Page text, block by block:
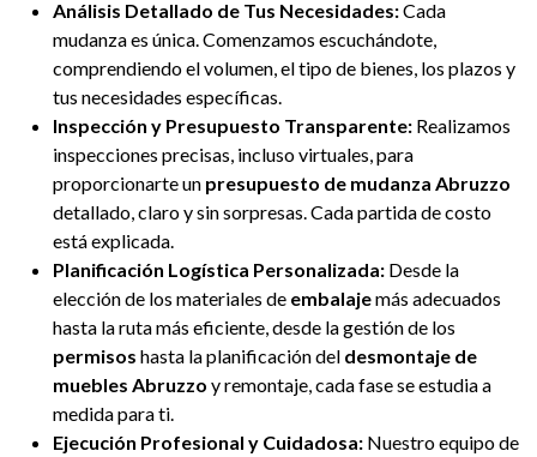
Análisis Detallado de Tus Necesidades:Cada
mudanza es única. Comenzamos escuchándote,
comprendiendo el volumen, el tipo de bienes, los plazos y
tus necesidades específicas.
Inspección y Presupuesto Transparente: Realizamos
inspecciones precisas, incluso virtuales, para
proporcionarte un presupuesto de mudanza Abruzzo
detallado, claro y sin sorpresas. Cada partida de costo
está explicada.
Planificación Logística Personalizada: Desde la
elección de los materiales de embalajemás adecuados
hasta la ruta más eficiente, desde la gestión de los
permisos hasta la planificación del desmontaje de
muebles Abruzzo y remontaje, cada fase se estudia a
medida para ti.
Ejecución Profesional y Cuidadosa: Nuestro equipo de